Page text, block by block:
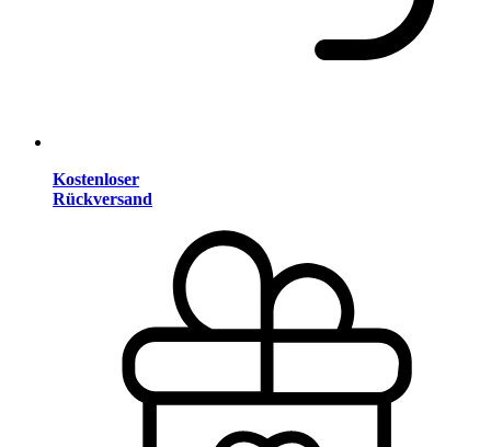
Kostenloser
Rückversand